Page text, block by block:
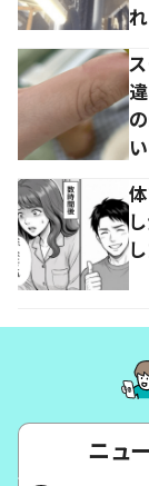
ニュ